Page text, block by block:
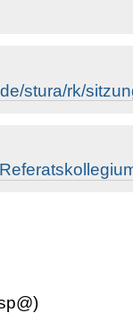
stura/rk/